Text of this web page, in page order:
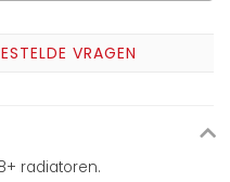
VRAGEN
radiatoren.